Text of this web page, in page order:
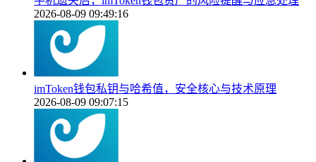
2026-08-09 09:49:16
imToken钱包私钥与哈希值，安全核心与技术原理
2026-08-09 09:07:15